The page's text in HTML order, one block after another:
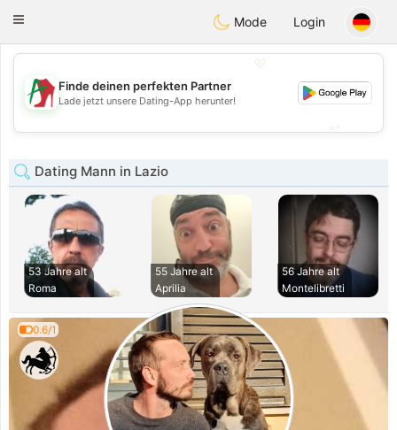
AmamiOra
Toggle
Mode Login
💖
💕
Finde deinen perfekten Partner
Lade jetzt unsere Dating-App herunter!
Dating Mann in Lazio
53 Jahre alt
Roma
55 Jahre alt
Aprilia
56 Jahre alt
Montelibretti
0.6/1